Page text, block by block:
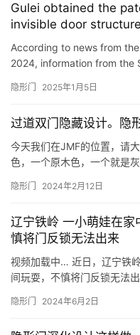
手。 傢住北京的李先生就有
的夜晚，李…
Gulei obtained the
invisible door
experience
According to news from
2024, information from the
隐形门 2025年1月5日
过道双门隐藏设计。隐
今天我们在JMF的位置，请
色，一个原木色，一个就是
门再给大家分享一下。 大家
就是一个柜子。可能我们会
包括像这个…
隐形门 2024年2月12日
辽宁铁岭 一小萌娃在家
慎将门反锁无法出来
视频加载中… 近日，辽宁铁
间玩耍，不慎将门反锁无法
闭，担心娃害怕，蓝朋友一
隐形门 2024年6月2日